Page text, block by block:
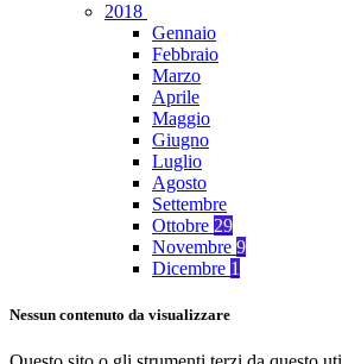
2018
Gennaio
Febbraio
Marzo
Aprile
Maggio
Giugno
Luglio
Agosto
Settembre
Ottobre 29
Novembre 9
Dicembre 1
Nessun contenuto da visualizzare